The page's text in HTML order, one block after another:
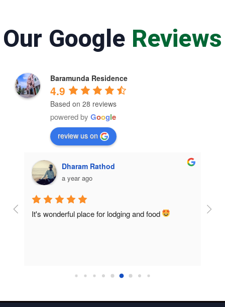
Our Google Reviews
Baramunda Residence
4.9
Based on 28 reviews
powered by Google
review us on
Dharam Rathod
a year ago
It's wonderful place for lodging and food